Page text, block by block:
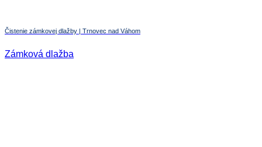
Čistenie zámkovej dlažby | Trnovec nad Váhom
Zámková dlažba